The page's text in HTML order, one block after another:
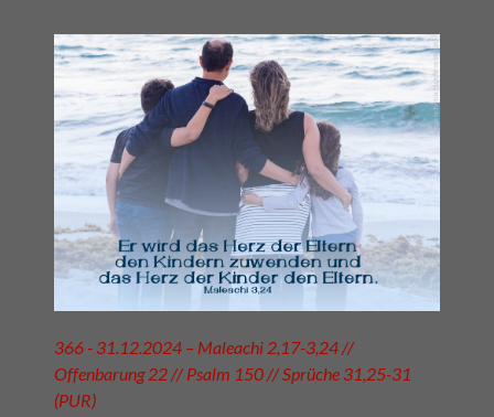
366 - 31.12.2024 – Maleachi 2,17-3,24 //
Offenbarung 22 // Psalm 150 // Sprüche 31,25-31
(PUR)